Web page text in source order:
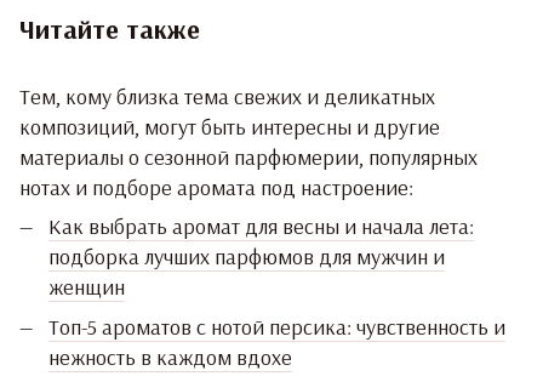
Читайте также
Тем, кому близка тема свежих и деликатных
композиций, могут быть интересны и другие
материалы о сезонной парфюмерии, популярных
нотах и подборе аромата под настроение:
Как выбрать аромат для весны и начала лета:
подборка лучших парфюмов для мужчин и
женщин
Топ-5 ароматов с нотой персика: чувственность и
нежность в каждом вдохе